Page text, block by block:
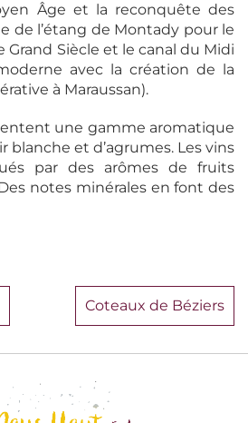
Âge et la reconquête des
de l’étang de Montady pour le
Siècle et le canal du Midi
avec la création de la
à Maraussan).
une gamme aromatique
blanche et d’agrumes. Les vins
par des arômes de fruits
notes minérales en font des
Coteaux de Béziers